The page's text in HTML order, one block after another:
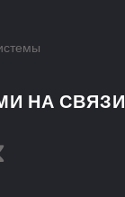
НА СВЯЗИ